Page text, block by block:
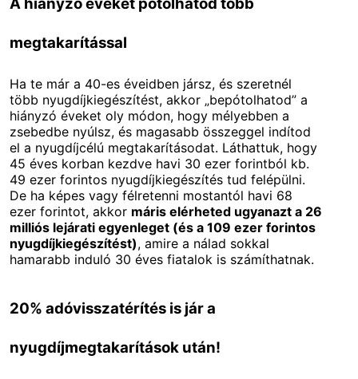
A hiányzó éveket pótolhatod több
megtakarítással
Ha te már a 40-es éveidben jársz, és szeretnél
több nyugdíjkiegészítést, akkor „bepótolhatod” a
hiányzó éveket oly módon, hogy mélyebben a
zsebedbe nyúlsz, és magasabb összeggel indítod
el a nyugdíjcélú megtakarításodat. Láthattuk, hogy
45 éves korban kezdve havi 30 ezer forintból kb.
49 ezer forintos nyugdíjkiegészítés tud felépülni.
De ha képes vagy félretenni mostantól havi 68
ezer forintot, akkor máris elérheted ugyanazt a 26
milliós lejárati egyenleget (és a 109 ezer forintos
nyugdíjkiegészítést), amire a nálad sokkal
hamarabb induló 30 éves fiatalok is számíthatnak.
20% adóvisszatérítés is jár a
nyugdíjmegtakarítások után!